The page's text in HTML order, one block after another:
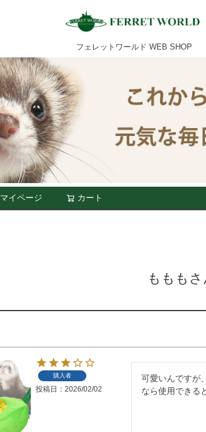
フェレットワールド WEB SHOP
マイページ カート
ももも
購入者
投稿日 2026/02/02
可愛いんですが
なら使用できる